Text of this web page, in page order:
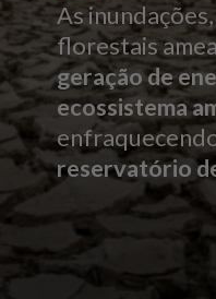
As
florestais
geração de
ecossistema
reservatório